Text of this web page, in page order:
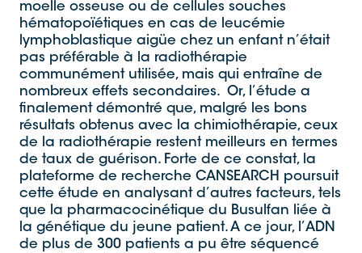
moelle osseuse ou de cellules souches
hématopoïétiques en cas de leucémie
lymphoblastique aigüe chez un enfant n’était
pas préférable à la radiothérapie
communément utilisée, mais qui entraîne de
nombreux effets secondaires. Or, l’étude a
finalement démontré que, malgré les bons
résultats obtenus avec la chimiothérapie, ceux
de la radiothérapie restent meilleurs en termes
de taux de guérison. Forte de ce constat, la
plateforme de recherche CANSEARCH poursuit
cette étude en analysant d’autres facteurs, tels
que la pharmacocinétique du Busulfan liée à
la génétique du jeune patient. A ce jour, l’ADN
de plus de 300 patients a pu être séquencé